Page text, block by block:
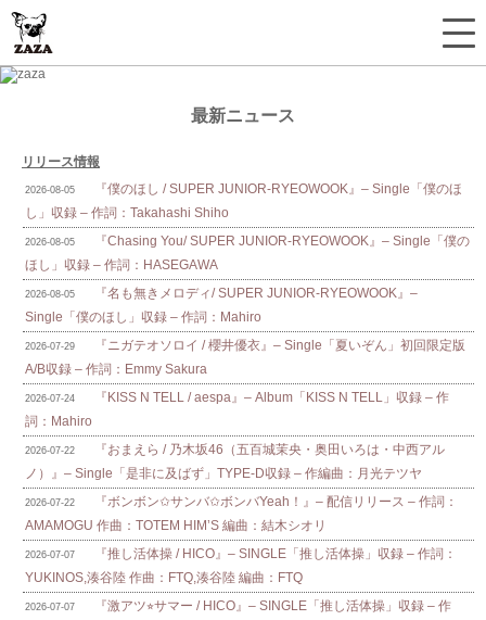
最新ニュース
リリース情報
2026-08-05
『僕のほし / SUPER JUNIOR-RYEOWOOK』– Single「僕のほ
し」収録 – 作詞：Takahashi Shiho
2026-08-05
『Chasing You/ SUPER JUNIOR-RYEOWOOK』– Single「僕の
ほし」収録 – 作詞：HASEGAWA
2026-08-05
『名も無きメロディ/ SUPER JUNIOR-RYEOWOOK』–
Single「僕のほし」収録 – 作詞：Mahiro
2026-07-29
『ニガテオソロイ / 櫻井優衣』– Single「夏いぞん」初回限定版
A/B収録 – 作詞：Emmy Sakura
2026-07-24
『KISS N TELL / aespa』– Album「KISS N TELL」収録 – 作
詞：Mahiro
2026-07-22
『おまえら / 乃木坂46（五百城茉央・奥田いろは・中西アル
ノ）』– Single「是非に及ばず」TYPE-D収録 – 作編曲：月光テツヤ
2026-07-22
『ボンボン✩サンバ✩ボンバYeah！』– 配信リリース – 作詞：
AMAMOGU 作曲：TOTEM HIM’S 編曲：結木シオリ
2026-07-07
『推し活体操 / HICO』– SINGLE「推し活体操」収録 – 作詞：
YUKINOS,湊谷陸 作曲：FTQ,湊谷陸 編曲：FTQ
2026-07-07
『激アツ⭐︎サマー / HICO』– SINGLE「推し活体操」収録 – 作